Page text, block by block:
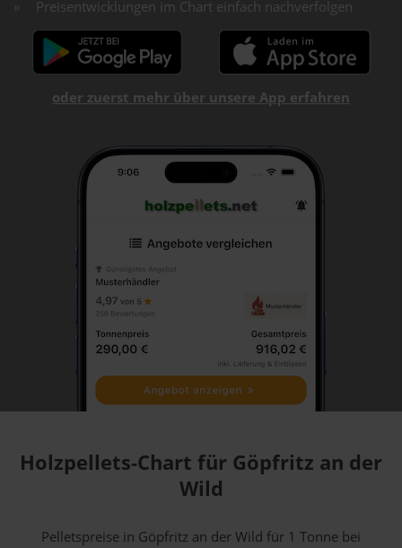
Preisentwicklungen im Chart einfach nachverfolgen
oder zuerst mehr über unsere App erfahren
Holzpellets-Chart für Göpfritz an der
Wild
Pelletspreise in Göpfritz an der Wild für 1 Tonne bei